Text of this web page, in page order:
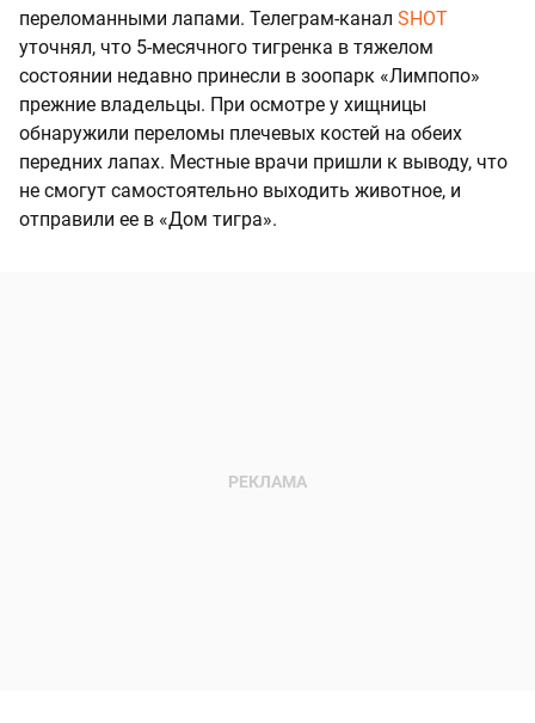
переломанными лапами. Телеграм-канал SHOT
уточнял, что 5-месячного тигренка в тяжелом
состоянии недавно принесли в зоопарк «Лимпопо»
прежние владельцы. При осмотре у хищницы
обнаружили переломы плечевых костей на обеих
передних лапах. Местные врачи пришли к выводу, что
не смогут самостоятельно выходить животное, и
отправили ее в «Дом тигра».